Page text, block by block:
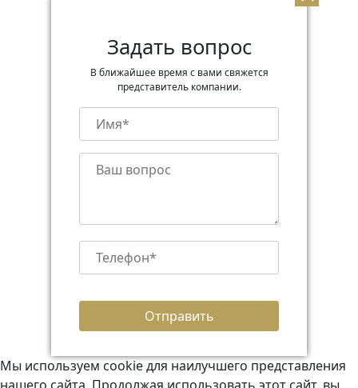
Задать вопрос
В ближайшее время с вами свяжется
представитель компании.
Мы используем cookie для наилучшего представления
нашего сайта. Продолжая использовать этот сайт, вы